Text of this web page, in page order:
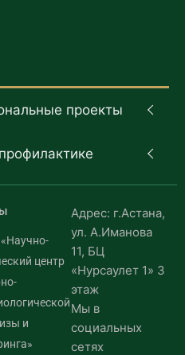
проекты
центр
и
Адрес: г.Астана,
ул. А.Иманова
11, БЦ
«Нурсаулет 1» 3
этаж
Мы в
социальных
сетях